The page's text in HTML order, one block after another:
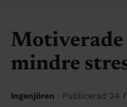
mindre
Ingenjören · Publicerad 24